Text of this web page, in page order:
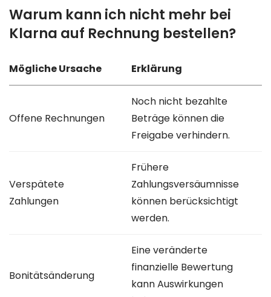
Warum kann ich nicht mehr bei
Klarna auf Rechnung bestellen?
Mögliche Ursache Erklärung
Offene Rechnungen
Noch nicht bezahlte
Beträge können die
Freigabe verhindern.
Verspätete
Zahlungen
Frühere
Zahlungsversäumnisse
können berücksichtigt
werden.
Bonitätsänderung
Eine veränderte
finanzielle Bewertung
kann Auswirkungen